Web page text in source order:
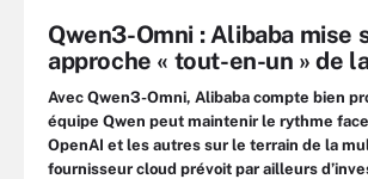
Qwen3-Omni : Alibaba mise
approche « tout-en-un » de
Avec Qwen3-Omni, Alibaba compte bien
équipe Qwen peut maintenir le rythme
OpenAI et les autres sur le terrain de la
fournisseur cloud prévoit par ailleurs